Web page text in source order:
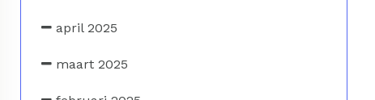
april 2025
maart 2025